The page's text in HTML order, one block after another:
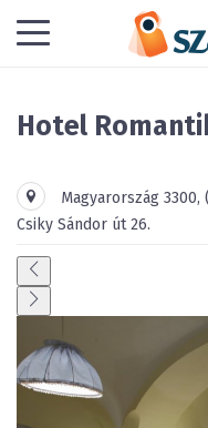
Hotel
Magyarország 3300,
Csiky Sándor út 26.